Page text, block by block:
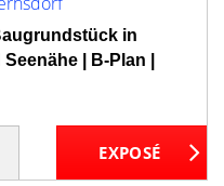
in
| B-Plan |